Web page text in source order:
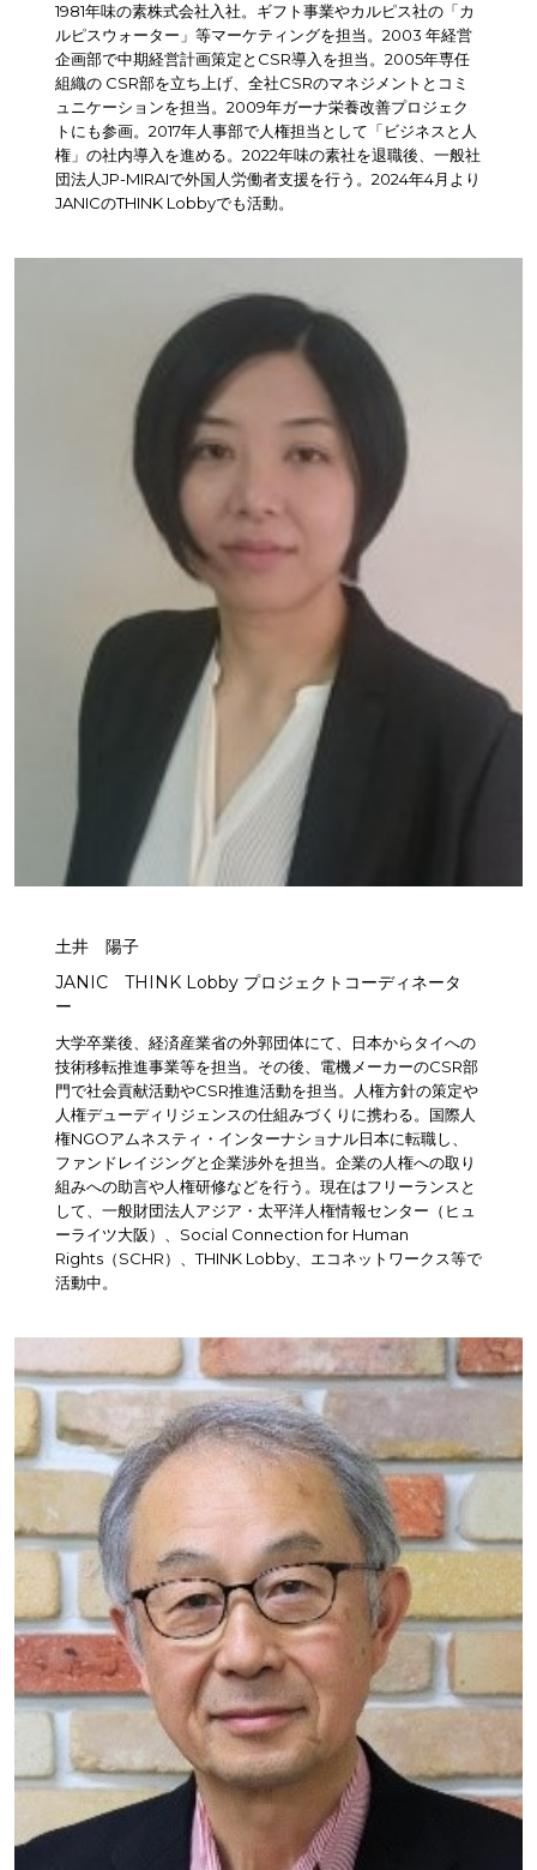
1981年味の素株式会社⼊社。ギフト事業やカルピス社の「カ
ルピスウォーター」等マーケティングを担当。2003 年経営
企画部で中期経営計画策定とCSR導⼊を担当。2005年専任
組織の CSR部を⽴ち上げ、全社CSRのマネジメントとコミ
ュニケーションを担当。2009年ガーナ栄養改善プロジェク
トにも参画。2017年⼈事部で⼈権担当として「ビジネスと⼈
権」の社内導⼊を進める。2022年味の素社を退職後、⼀般社
団法⼈JP-MIRAIで外国⼈労働者⽀援を⾏う。2024年4月より
JANICのTHINK Lobbyでも活動。
土井 陽子
JANIC THINK Lobby プロジェクトコーディネータ
ー
大学卒業後、経済産業省の外郭団体にて、日本からタイへの
技術移転推進事業等を担当。その後、電機メーカーのCSR部
門で社会貢献活動やCSR推進活動を担当。人権方針の策定や
人権デューディリジェンスの仕組みづくりに携わる。国際人
権NGOアムネスティ・インターナショナル日本に転職し、
ファンドレイジングと企業渉外を担当。企業の人権への取り
組みへの助言や人権研修などを行う。現在はフリーランスと
して、一般財団法人アジア・太平洋人権情報センター（ヒュ
ーライツ大阪）、Social Connection for Human
Rights（SCHR）、THINK Lobby、エコネットワークス等で
活動中。